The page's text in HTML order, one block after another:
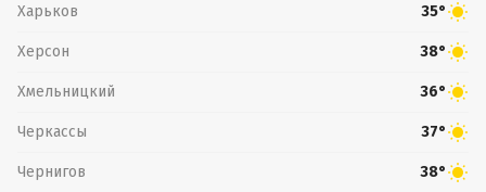
Харьков 35°
Херсон 38°
Хмельницкий 36°
Черкассы 37°
Чернигов 38°